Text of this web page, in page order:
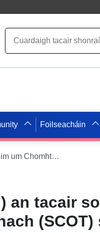
Foilseacháin
Seirbhís íoslódála shimplí (adamh) an tacair sonraí: An Scéim um Chomhtháthú Críochach (SCOT) sa Chósta Eabhair
an tacair
(SCOT)